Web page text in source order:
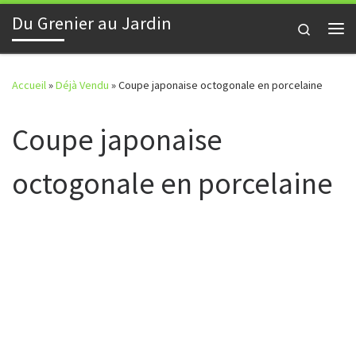
Skip to content
Du Grenier au Jardin
Search
Accueil»Déjà Vendu »Coupe japonaise octogonale en porcelaine
Coupe japonaise
octogonale en porcelaine